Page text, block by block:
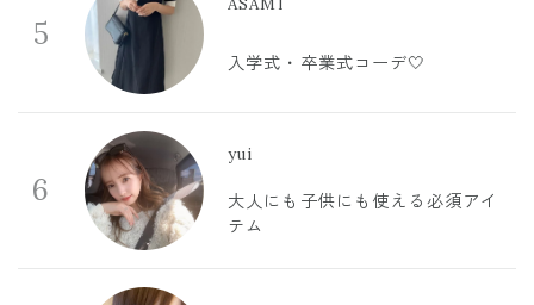
5
ASAMI
入学式・卒業式コーデ🤍
6
yui
大人にも子供にも使える必須アイ
テム